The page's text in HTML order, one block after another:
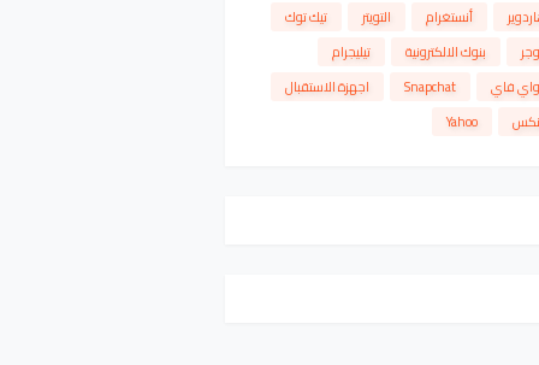
أنستغرام التويتر
تيك توك
بنوك الالكترونية
تيليجرام
فاي
Snapchat
اجهزة الاستقبال
Yahoo